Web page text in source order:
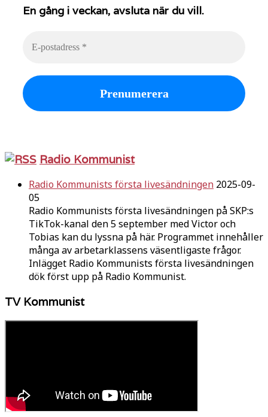
En gång i veckan, avsluta när du vill.
Radio Kommunist
Radio Kommunists första livesändningen 2025-09-
05
Radio Kommunists första livesändningen på SKP:s
TikTok-kanal den 5 september med Victor och
Tobias kan du lyssna på här. Programmet innehåller
många av arbetarklassens väsentligaste frågor.
Inlägget Radio Kommunists första livesändningen
dök först upp på Radio Kommunist.
TV Kommunist